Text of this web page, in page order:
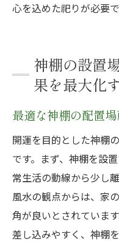
心を込めた祀りが必要で
神棚の設置
果を最大化
最適な神棚の配置
開運を目的とした神棚
です。まず、神棚を設
常生活の動線から少し
風水の観点からは、家
角が良いとされていま
差し込みやすく、神棚